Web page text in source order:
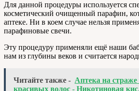
Для данной процедуры используется
косметический очищенный парафин,
аптеке. Ни в коем случае нельзя
парафиновые свечи.
Эту процедуру применяли ещё наши
нам из глубины веков и считается
Читайте также - Аптека на
красивых волос - Никотиновая